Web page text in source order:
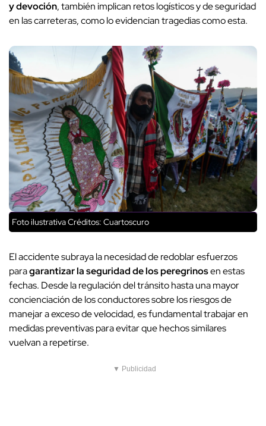
y devoción, también implican retos logísticos y de seguridad
en las carreteras, como lo evidencian tragedias como esta.
Foto ilustrativaCréditos: Cuartoscuro
El accidente subraya la necesidad de redoblar esfuerzos
paragarantizar la seguridad de los peregrinosen estas
fechas. Desde la regulación del tránsito hasta una mayor
concienciación de los conductores sobre los riesgos de
manejar a exceso de velocidad, es fundamental trabajar en
medidas preventivas para evitar que hechos similares
vuelvan a repetirse.
▼ Publicidad